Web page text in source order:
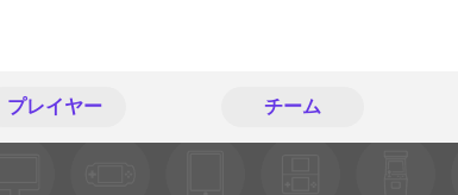
プレイヤー チーム